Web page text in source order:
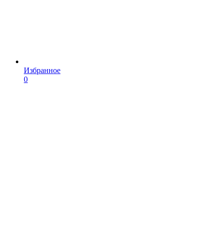
Избранное
0